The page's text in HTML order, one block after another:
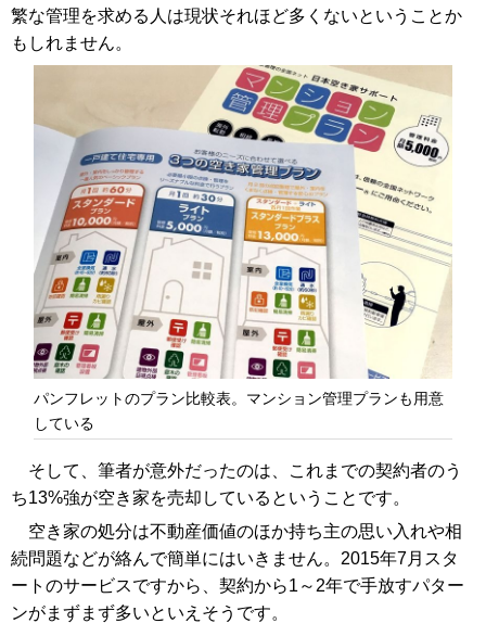
繁な管理を求める人は現状それほど多くないということか
もしれません。
パンフレットのプラン比較表。マンション管理プランも用意
している
そして、筆者が意外だったのは、これまでの契約者のう
ち13%強が空き家を売却しているということです。
空き家の処分は不動産価値のほか持ち主の思い入れや相
続問題などが絡んで簡単にはいきません。2015年7月スタ
ートのサービスですから、契約から1～2年で手放すパター
ンがまずまず多いといえそうです。